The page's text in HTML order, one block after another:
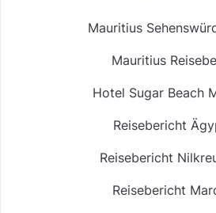
Mauritius
Mauritius
Hotel Sugar Beach
Reisebericht
Reisebericht
Reisebericht